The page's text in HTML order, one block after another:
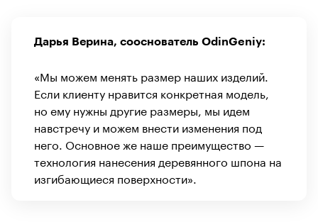
Дарья Верина, сооснователь OdinGeniy:
«Мы можем менять размер наших изделий.
Если клиенту нравится конкретная модель,
но ему нужны другие размеры, мы идем
навстречу и можем внести изменения под
него. Основное же наше преимущество —
технология нанесения деревянного шпона на
изгибающиеся поверхности».